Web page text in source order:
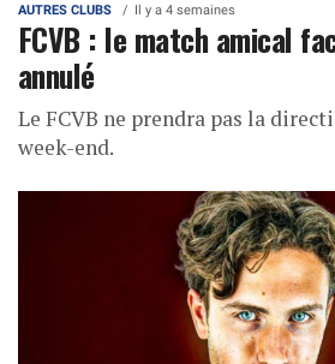
AUTRES CLUBS Il y a 4 semaines
FCVB : le match amical
annulé
Le FCVB ne prendra pas la
week-end.